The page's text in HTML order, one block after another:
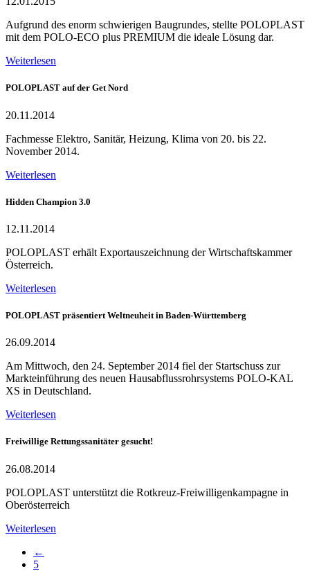
Aufgrund des enorm schwierigen Baugrundes, stellte POLOPLAST
mit dem POLO-ECO plus PREMIUM die ideale Lösung dar.
Weiterlesen
POLOPLAST auf der Get Nord
20.11.2014
Fachmesse Elektro, Sanitär, Heizung, Klima von 20. bis 22.
November 2014.
Weiterlesen
Hidden Champion 3.0
12.11.2014
POLOPLAST erhält Exportauszeichnung der Wirtschaftskammer
Österreich.
Weiterlesen
POLOPLAST präsentiert Weltneuheit in Baden-Württemberg
26.09.2014
Am Mittwoch, den 24. September 2014 fiel der Startschuss zur
Markteinführung des neuen Hausabflussrohrsystems POLO-KAL
XS in Deutschland.
Weiterlesen
Freiwillige Rettungssanitäter gesucht!
26.08.2014
POLOPLAST unterstützt die Rotkreuz-Freiwilligenkampagne in
Oberösterreich
Weiterlesen
←
5